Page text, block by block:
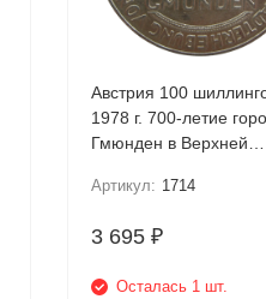
Австрия 100
1978 г. 700-летие города
Гмюнден в Верхней
Артикул: 1714
3 695 ₽
Осталась 1 шт.